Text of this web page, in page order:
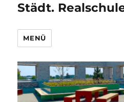
Städt.
MENÜ